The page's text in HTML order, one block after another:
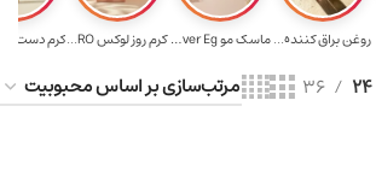
روغن براق کننده... ماسک مو Ever Eg... کرم روز لوکس RO...
24
36